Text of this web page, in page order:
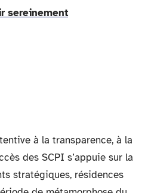
sereinement
à la transparence, à la
des SCPI s’appuie sur la
stratégiques, résidences